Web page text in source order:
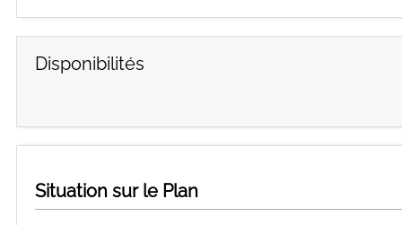
Disponibilités
Situation sur le Plan